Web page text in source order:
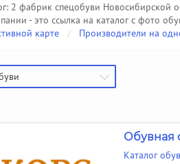
2 фабрик спецобуви Новосибирской
- это ссылка на каталог с фото
карте
/ Производители на
Обувная
Каталог